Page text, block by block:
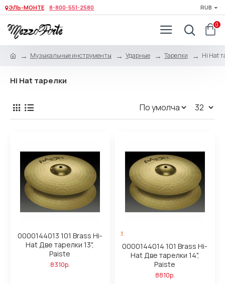
ЭЛЬ-МОНТЕ 8-800-551-2580 RUB
0
Музыкальные инструменты Ударные Тарелки Hi Hat
Hi Hat тарелки
0000144013 101 Brass Hi-
Hat Две тарелки 13",
Paiste
8310р.
3
0000144014 101 Brass Hi-
Hat Две тарелки 14",
Paiste
8810р.